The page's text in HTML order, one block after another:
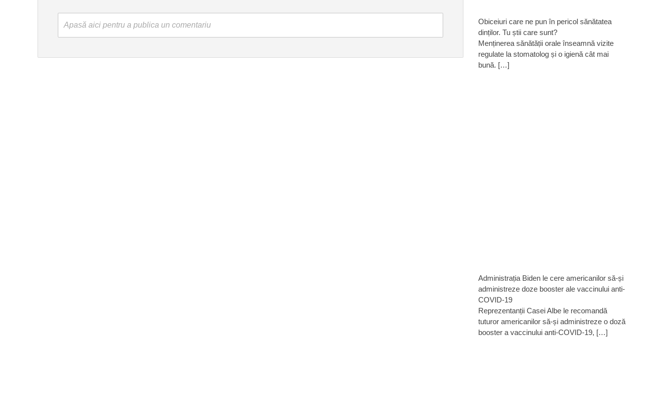
Apasă aici pentru a publica un comentariu
Obiceiuri care ne pun în pericol sănătatea
dinților. Tu știi care sunt?
Menținerea sănătății orale înseamnă vizite
regulate la stomatolog și o igienă cât mai
bună. […]
Administrația Biden le cere americanilor să-și
administreze doze booster ale vaccinului anti-
COVID-19
Reprezentanții Casei Albe le recomandă
tuturor americanilor să-și administreze o doză
booster a vaccinului anti-COVID-19, […]